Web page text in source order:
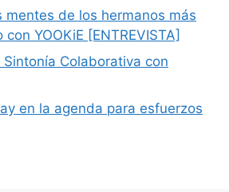
mentes de los hermanos más
YOOKiE [ENTREVISTA]
Colaborativa con
en la agenda para esfuerzos